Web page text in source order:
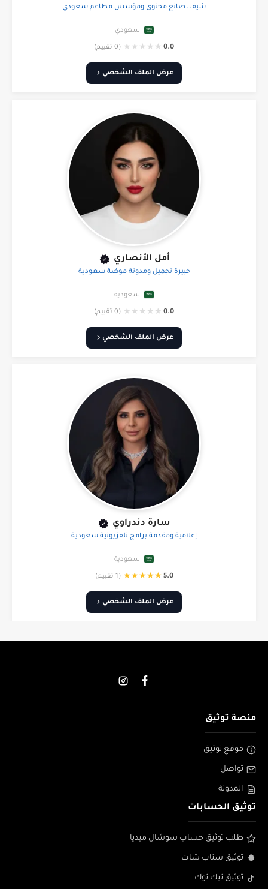
شيف، صانع محتوى ومؤسس مطاعم سعودي
سعودي
0.0
★
★
★
★
★ (0 تقييم)
عرض الملف الشخصي
أمل الأنصاري
خبيرة تجميل ومدونة موضة سعودية
سعودية
0.0
★
★
★
★
★ (0 تقييم)
عرض الملف الشخصي
سارة دندراوي
إعلامية ومقدمة برامج تلفزيونية سعودية
سعودية
5.0
★
★
★
★
★ (1 تقييم)
عرض الملف الشخصي
منصة توثيق
موقع توثيق
تواصل
المدونة
توثيق الحسابات
طلب توثيق حساب سوشال ميديا
توثيق سناب شات
توثيق تيك توك